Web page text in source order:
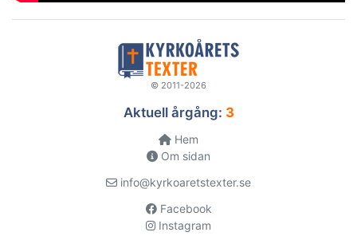
© 2011-2026
Aktuell årgång: 3
Hem
Om sidan
info@kyrkoaretstexter.se
Facebook
Instagram